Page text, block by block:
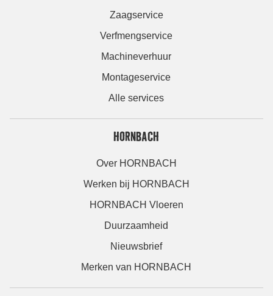
Zaagservice
Verfmengservice
Machineverhuur
Montageservice
Alle services
HORNBACH
Over HORNBACH
Werken bij HORNBACH
HORNBACH Vloeren
Duurzaamheid
Nieuwsbrief
Merken van HORNBACH